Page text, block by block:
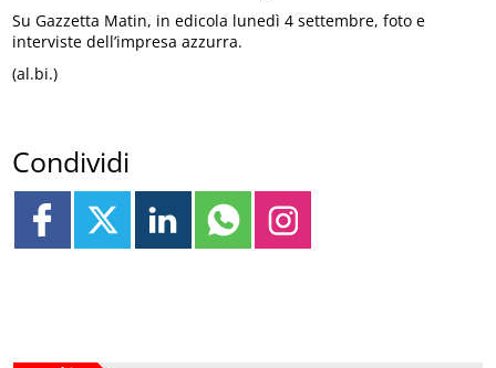
Su Gazzetta Matin, in edicola lunedì 4 settembre, foto e
interviste dell’impresa azzurra.
(al.bi.)
Condividi